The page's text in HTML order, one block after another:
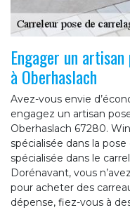
Engager un
à Oberhaslach
Avez-vous envie
engagez un artisan
Oberhaslach 67280.
spécialisée dans la
spécialisée dans le
Dorénavant, vous
pour acheter des
dépense, fiez-vous à